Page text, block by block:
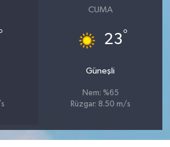
CUMA
23°
Güneşli
Nem: %65
Rüzgar: 8.50 m/s